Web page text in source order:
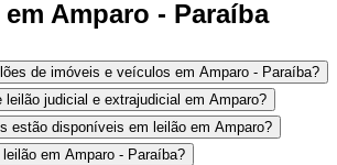
Amparo - Paraíba
de imóveis e veículos em Amparo - Paraíba?
leilão judicial e extrajudicial em Amparo?
estão disponíveis em leilão em Amparo?
em Amparo - Paraíba?